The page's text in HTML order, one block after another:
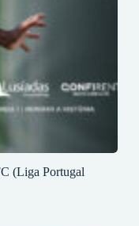
(Liga Portugal